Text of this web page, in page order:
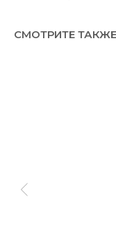
СМОТРИТЕ ТАКЖЕ